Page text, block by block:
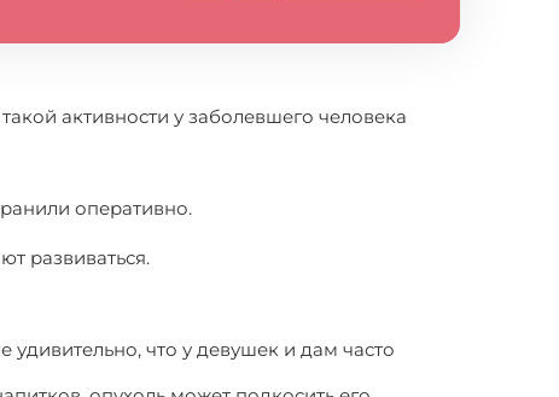
активности у заболевшего человека
оперативно.
развиваться.
что у девушек и дам часто